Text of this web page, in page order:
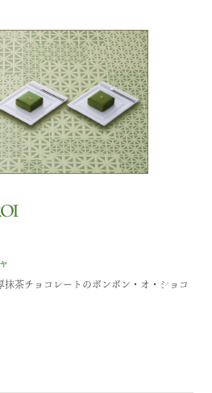
茶チョコレートのボンボン・オ・ショコ